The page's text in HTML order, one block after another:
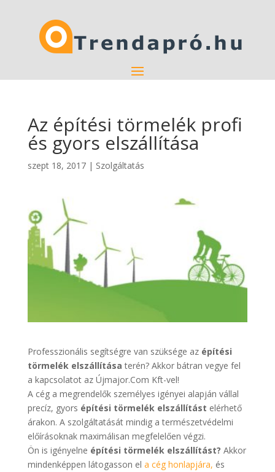
Az építési törmelék profi
és gyors elszállítása
szept 18, 2017| Szolgáltatás
Professzionális segítségre van szüksége az építési
törmelék elszállítása terén? Akkor bátran vegye fel
a kapcsolatot az Újmajor.Com Kft-vel!
A cég a megrendelők személyes igényei alapján vállal
precíz, gyors építési törmelék elszállítást elérhető
árakon. A szolgáltatását mindig a természetvédelmi
előírásoknak maximálisan megfelelően végzi.
Ön is igényelne építési törmelék elszállítást? Akkor
mindenképpen látogasson el a cég honlapjára, és